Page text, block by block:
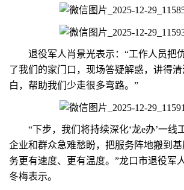
退役军人肖景光表示：“工作人员把
了我们的家门口，现场答疑解惑，讲得
白，帮助我们少走很多弯路。”
“下步，我们将持续深化‘龙e办’一线
企业和群众急难愁盼，把服务阵地搬到
务更有速度、更有温度。”龙口市退役军
冬梅表示。